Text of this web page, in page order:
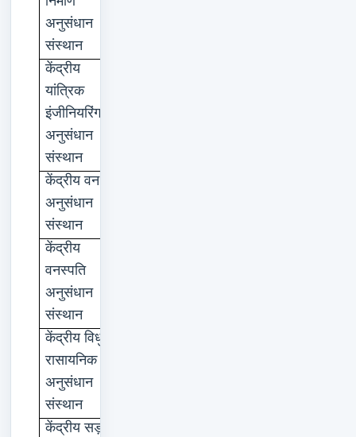
अनुसंधान
संस्थान
केंद्रीय
यांत्रिक
इंजीनियरिंग
अनुसंधान
संस्थान
केंद्रीय वन
अनुसंधान
संस्थान
केंद्रीय
वनस्पति
अनुसंधान
संस्थान
केंद्रीय विधुत
रासायनिक
अनुसंधान
संस्थान
केंद्रीय सड़क